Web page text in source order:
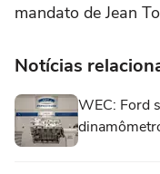
mandato de Jean
Notícias
WEC: Ford